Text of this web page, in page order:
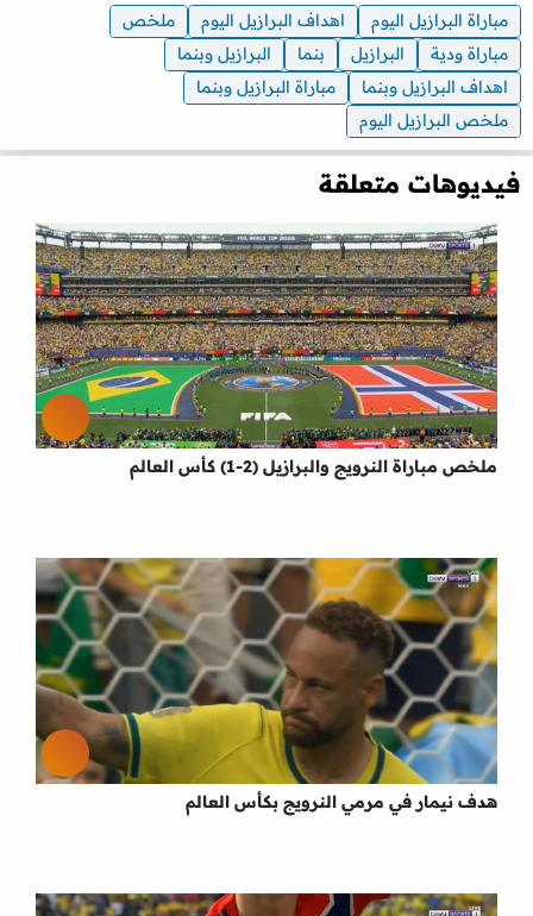
مباراة البرازيل اليوم اهداف البرازيل اليوم
ملخص
مباراة ودية
البرازيل بنما
البرازيل وبنما
اهداف البرازيل وبنما
مباراة البرازيل وبنما
ملخص البرازيل اليوم
فيديوهات متعلقة
ملخص مباراة النرويج والبرازيل (2-1) كأس العالم
هدف نيمار في مرمي النرويج بكأس العالم